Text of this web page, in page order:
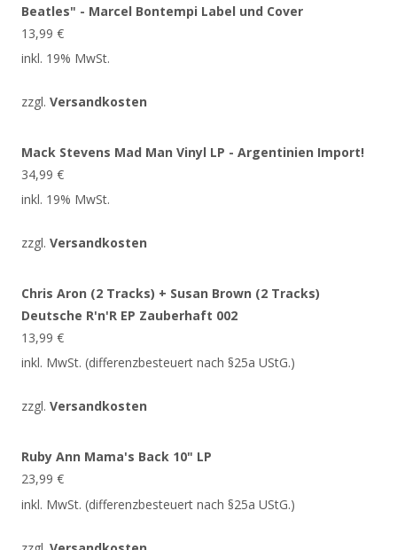
Beatles" - Marcel Bontempi Label und Cover
13,99 €
inkl. 19% MwSt.
zzgl. Versandkosten
Mack Stevens Mad Man Vinyl LP - Argentinien Import!
34,99 €
inkl. 19% MwSt.
zzgl. Versandkosten
Chris Aron (2 Tracks) + Susan Brown (2 Tracks)
Deutsche R'n'R EP Zauberhaft 002
13,99 €
inkl. MwSt. (differenzbesteuert nach §25a UStG.)
zzgl. Versandkosten
Ruby Ann Mama's Back 10" LP
23,99 €
inkl. MwSt. (differenzbesteuert nach §25a UStG.)